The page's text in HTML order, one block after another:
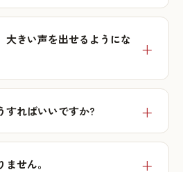
大きい声を出せるようにな
すればいいですか?
せん。